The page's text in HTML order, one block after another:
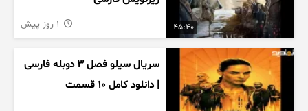
45:40
سریال سیلو فصل ۳ دوبله فارسی
| دانلود کامل ۱۰ قسمت